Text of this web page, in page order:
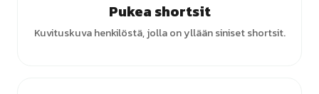
Pukea shortsit
Kuvituskuva henkilöstä, jolla on yllään siniset shortsit.